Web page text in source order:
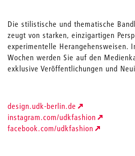
Die stilistische und thematische
zeugt von starken, einzigartigen
experimentelle Herangehensweisen.
Wochen werden Sie auf den
exklusive Veröffentlichungen und
design.udk-berlin.de
instagram.com/udkfashion
facebook.com/udkfashion